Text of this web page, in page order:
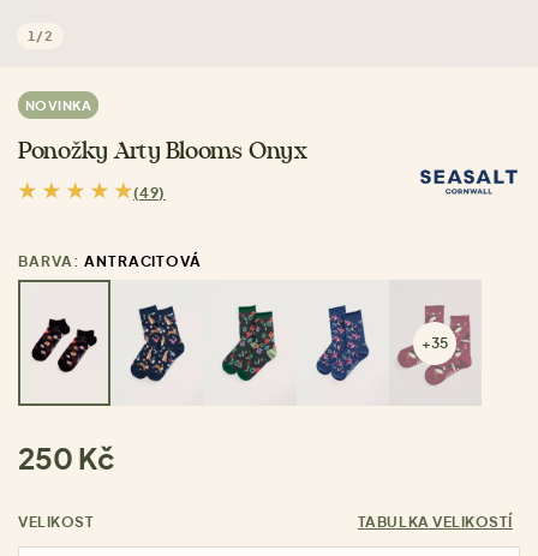
1 /2
NOVINKA
Ponožky Arty Blooms Onyx
(49)
BARVA: ANTRACITOVÁ
+35
250 Kč
VELIKOST TABULKA VELIKOSTÍ